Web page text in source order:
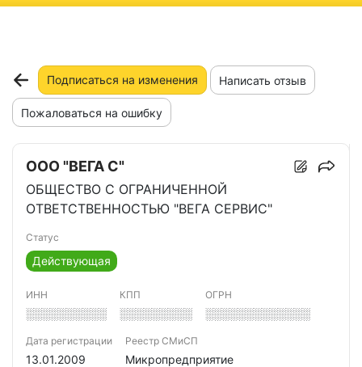
Подписаться на изменения Написать отзыв
Пожаловаться на ошибку
ООО "ВЕГА С"
ОБЩЕСТВО С ОГРАНИЧЕННОЙ
ОТВЕТСТВЕННОСТЬЮ "ВЕГА СЕРВИС"
Статус
Действующая
ИНН
░░░░░░░░░░
КПП
░░░░░░░░░
ОГРН
░░░░░░░░░░░░░
Дата регистрации
13.01.2009
Реестр СМиСП
Микропредприятие